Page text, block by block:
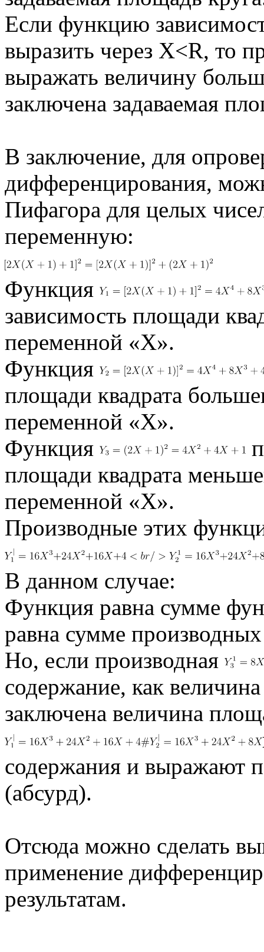
Если функцию
выразить через X<R, то
выражать величину
заключена задаваемая
В заключение, для
дифференцирования,
Пифагора для целых
переменную:
Функция
зависимость площади
переменной «X».
Функция
площади квадрата
переменной «X».
Функция
площади квадрата
переменной «X».
Производные этих
В данном случае:
Функция равна сумме
равна сумме
Но, если производная
содержание, как
заключена величина
содержания и выражают
(абсурд).
Отсюда можно сделать
применение
результатам.